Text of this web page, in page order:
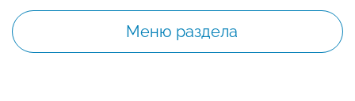
Меню раздела